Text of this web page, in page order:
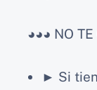
◕◕◕ NO
► Si